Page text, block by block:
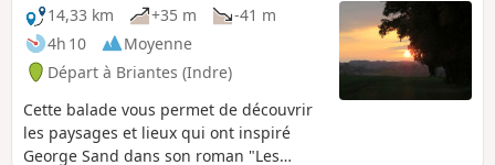
14,33 km
+35 m
-41 m
4h 10
Moyenne
Départ à Briantes (Indre)
Cette balade vous permet de découvrir
les paysages et lieux qui ont inspiré
George Sand dans son roman "Les